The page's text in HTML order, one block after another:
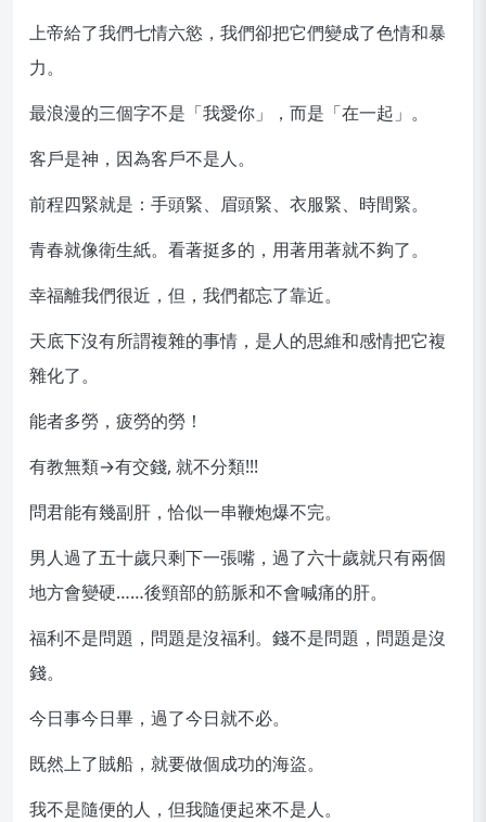
上帝給了我們七情六慾，我們卻把它們變成了色情和暴
力。
最浪漫的三個字不是「我愛你」，而是「在一起」。
客戶是神，因為客戶不是人。
前程四緊就是：手頭緊、眉頭緊、衣服緊、時間緊。
青春就像衛生紙。看著挺多的，用著用著就不夠了。
幸福離我們很近，但，我們都忘了靠近。
天底下沒有所謂複雜的事情，是人的思維和感情把它複
雜化了。
能者多勞，疲勞的勞！
有教無類→有交錢, 就不分類!!!
問君能有幾副肝，恰似一串鞭炮爆不完。
男人過了五十歲只剩下一張嘴，過了六十歲就只有兩個
地方會變硬……後頸部的筋脈和不會喊痛的肝。
福利不是問題，問題是沒福利。錢不是問題，問題是沒
錢。
今日事今日畢，過了今日就不必。
既然上了賊船，就要做個成功的海盜。
我不是隨便的人，但我隨便起來不是人。